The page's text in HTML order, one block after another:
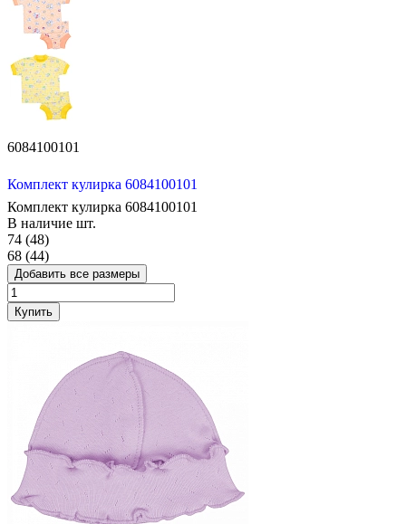
6084100101
Комплект кулирка 6084100101
Комплект кулирка 6084100101
В наличие шт.
74 (48)
68 (44)
Добавить все размеры
Купить